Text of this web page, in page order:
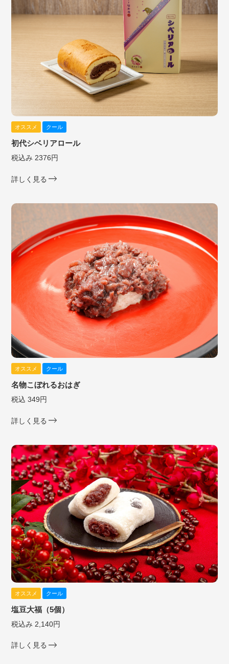
オススメ クール
初代シベリアロール
税込み 2376円
詳しく見る
オススメ クール
名物こぼれるおはぎ
税込 349円
詳しく見る
オススメ クール
塩豆大福（5個）
税込み 2,140円
詳しく見る